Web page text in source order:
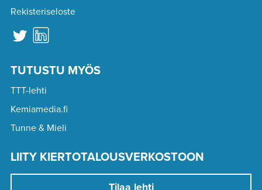
Rekisteriseloste
TUTUSTU MYÖS
TTT-lehti
Kemiamedia.fi
Tunne & Mieli
LIITY KIERTOTALOUSVERKOSTOON
Tilaa lehti